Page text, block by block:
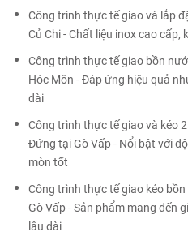
Công trình thực tế giao và lắp
Củ Chi - Chất liệu inox cao
Công trình thực tế giao bồn
Hóc Môn - Đáp ứng hiệu quả
dài
Công trình thực tế giao và kéo
Đứng tại Gò Vấp - Nổi bật với
mòn tốt
Công trình thực tế giao kéo
Gò Vấp - Sản phẩm mang đến
lâu dài